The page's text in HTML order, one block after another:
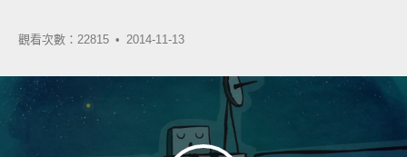
觀看次數：22815 • 2014-11-13